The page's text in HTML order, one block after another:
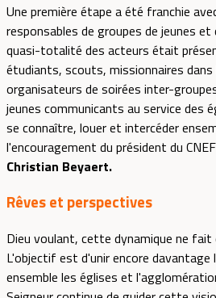
Une première étape a été franchie
responsables de groupes de jeunes
quasi-totalité des acteurs était
étudiants, scouts, missionnaires
organisateurs de soirées inter-
jeunes communicants au service des
se connaître, louer et intercéder
l'encouragement du président du
Christian Beyaert.
Rêves et perspectives
Dieu voulant, cette dynamique ne fait
L'objectif est d'unir encore
ensemble les églises et